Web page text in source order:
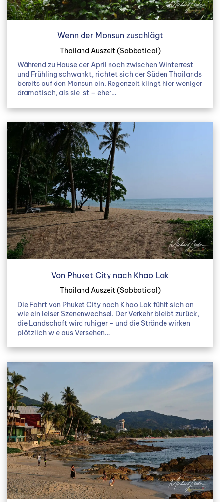
Wenn der Monsun zuschlägt
Thailand Auszeit (Sabbatical)
Während zu Hause der April noch zwischen Winterrest
und Frühling schwankt, richtet sich der Süden Thailands
bereits auf den Monsun ein. Regenzeit klingt hier weniger
dramatisch, als sie ist – eher…
Von Phuket City nach Khao Lak
Thailand Auszeit (Sabbatical)
Die Fahrt von Phuket City nach Khao Lak fühlt sich an
wie ein leiser Szenenwechsel. Der Verkehr bleibt zurück,
die Landschaft wird ruhiger – und die Strände wirken
plötzlich wie aus Versehen…